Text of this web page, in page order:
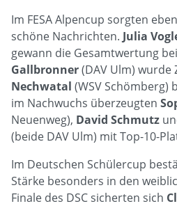
Im FESA Alpencup sorgten
schöne Nachrichten. Julia
gewann die Gesamtwertung
Gallbronner(DAV Ulm) wurde
Nechwatal (WSV Schömberg)
im Nachwuchs überzeugten
Neuenweg), David Schmutz
(beide DAV Ulm) mit Top-10-
Im Deutschen Schülercup
Stärke besonders in den
Finale des DSC sicherten sich